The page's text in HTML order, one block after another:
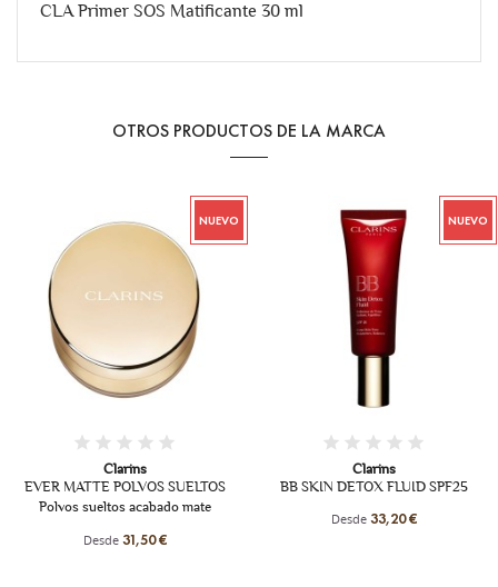
CLA Primer SOS Matificante 30 ml
OTROS PRODUCTOS DE LA MARCA
NUEVO
Clarins
EVER MATTE POLVOS SUELTOS
Polvos sueltos acabado mate
Desde 31,50 €
NUEVO
Clarins
BB SKIN DETOX FLUID SPF25
Desde 33,20 €